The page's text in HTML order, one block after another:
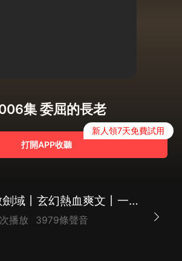
集 委屈的長老
打開APP收聽
新人領7天免費試用
無敵劍域丨玄幻熱血爽文丨一劍獨尊、我有一劍 前傳丨紫襟領銜多人有聲劇
播放 3979條聲音